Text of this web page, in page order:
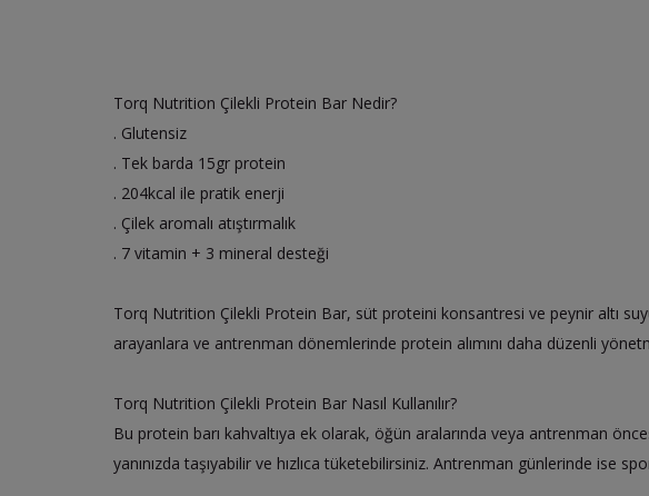
Torq Nutrition Çilekli Protein Bar Nedir?
. Glutensiz
. Tek barda 15gr protein
. 204kcal ile pratik enerji
. Çilek aromalı atıştırmalık
. 7 vitamin + 3 mineral desteği
Torq Nutrition Çilekli Protein Bar, süt proteini konsantresi ve peynir altı
arayanlara ve antrenman dönemlerinde protein alımını daha düzenli
Torq Nutrition Çilekli Protein Bar Nasıl Kullanılır?
Bu protein barı kahvaltıya ek olarak, öğün aralarında veya antrenman
yanınızda taşıyabilir ve hızlıca tüketebilirsiniz. Antrenman günlerinde